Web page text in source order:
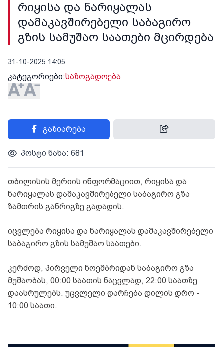
რიყისა და ნარიყალას
დამაკავშირებელი საბაგირო
გზის სამუშაო საათები მცირდება
31-10-2025 14:05
კატეგორიები:საზოგადოება
გაზიარება
პოსტი ნახა: 681
თბილისის მერიის ინფორმაციით, რიყისა და
ნარიყალას დამაკავშირებელი საბაგირო გზა
ზამთრის განრიგზე გადადის.
იცვლება რიყისა და ნარიყალას დამაკავშირებელი
საბაგირო გზის სამუშაო საათები.
კერძოდ, პირველი ნოემბრიდან საბაგირო გზა
მუშაობას, 00:00 საათის ნაცვლად, 22:00 საათზე
დაასრულებს. უცვლელი დარჩება დილის დრო -
10:00 საათი.